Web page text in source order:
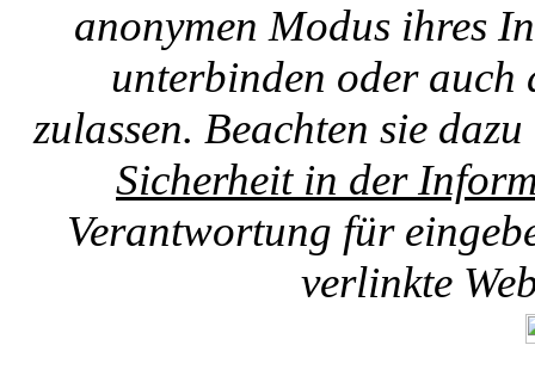
anonymen Modus ihres
unterbinden oder auch
zulassen. Beachten sie
Sicherheit in der
Verantwortung für
verlinkte